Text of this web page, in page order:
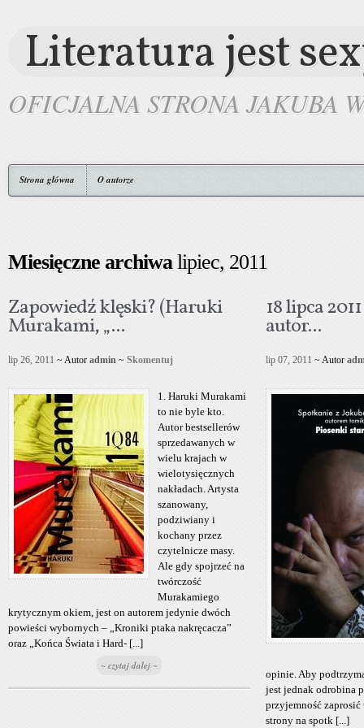
Literatura jest
OFICJALNA STRONA JAKUBA
Strona główna O autorze
Miesięczne archiwalipiec, 2011
Zapowiedź klęski? (Haruki
Murakami, „...
lip 26, 2011 ~ Autor admin ~ Skomentuj
1. Haruki Murakami
to nie byle kto.
Autor bestsellerów
sprzedawanych w
wielu krajach w
wielotysięcznych
nakładach. Artysta
szanowany,
podziwiany i
kochany przez
czytelnicze masy.
Ale gdy spojrzeć na
twórczość
Murakamiego
krytycznym okiem, jest on autorem jedynie dwóch
powieści wybornych – „Kroniki ptaka nakręcacza”
oraz „Końca Świata i Hard- [...]
~ czytaj dalej ~
18 lipca
autor...
lip 07, 2011 ~ Autor
opinie. Aby
jest jednak odrobina
przyjemność
strony na spotk [...]